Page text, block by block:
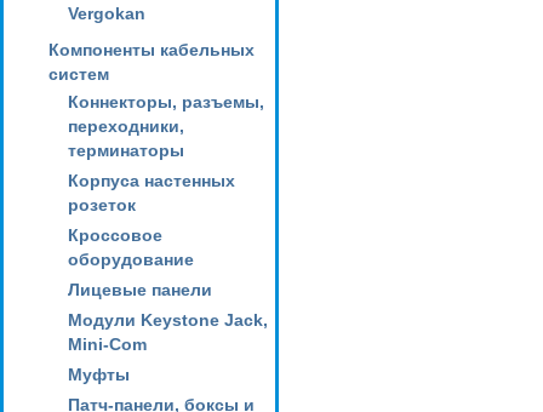
Vergokan
Компоненты кабельных
систем
Коннекторы, разъемы,
переходники,
терминаторы
Корпуса настенных
розеток
Кроссовое
оборудование
Лицевые панели
Модули Keystone Jack,
Mini-Com
Муфты
Патч-панели, боксы и